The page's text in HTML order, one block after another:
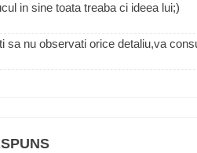
in sine toata treaba ci ideea lui;)
sa nu observati orice detaliu,va